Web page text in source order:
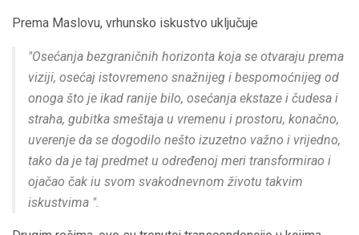
Prema Maslovu, vrhunsko iskustvo uključuje
"Osećanja bezgraničnih horizonta koja se otvaraju prema
viziji, osećaj istovremeno snažnijeg i bespomoćnijeg od
onoga što je ikad ranije bilo, osećanja ekstaze i čudesa i
straha, gubitka smeštaja u vremenu i prostoru, konačno,
uverenje da se dogodilo nešto izuzetno važno i vrijedno,
tako da je taj predmet u određenoj meri transformirao i
ojačao čak iu svom svakodnevnom životu takvim
iskustvima ".